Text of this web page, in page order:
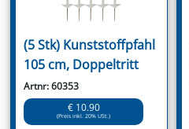
(5 Stk) Kunststoffpfahl
105 cm, Doppeltritt
Artnr: 60353
€ 10.90
(Preis inkl. 20% USt.)